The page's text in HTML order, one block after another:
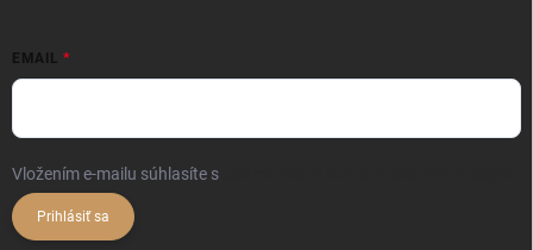
EMAIL
Vložením e-mailu súhlasíte s
Prihlásiť sa